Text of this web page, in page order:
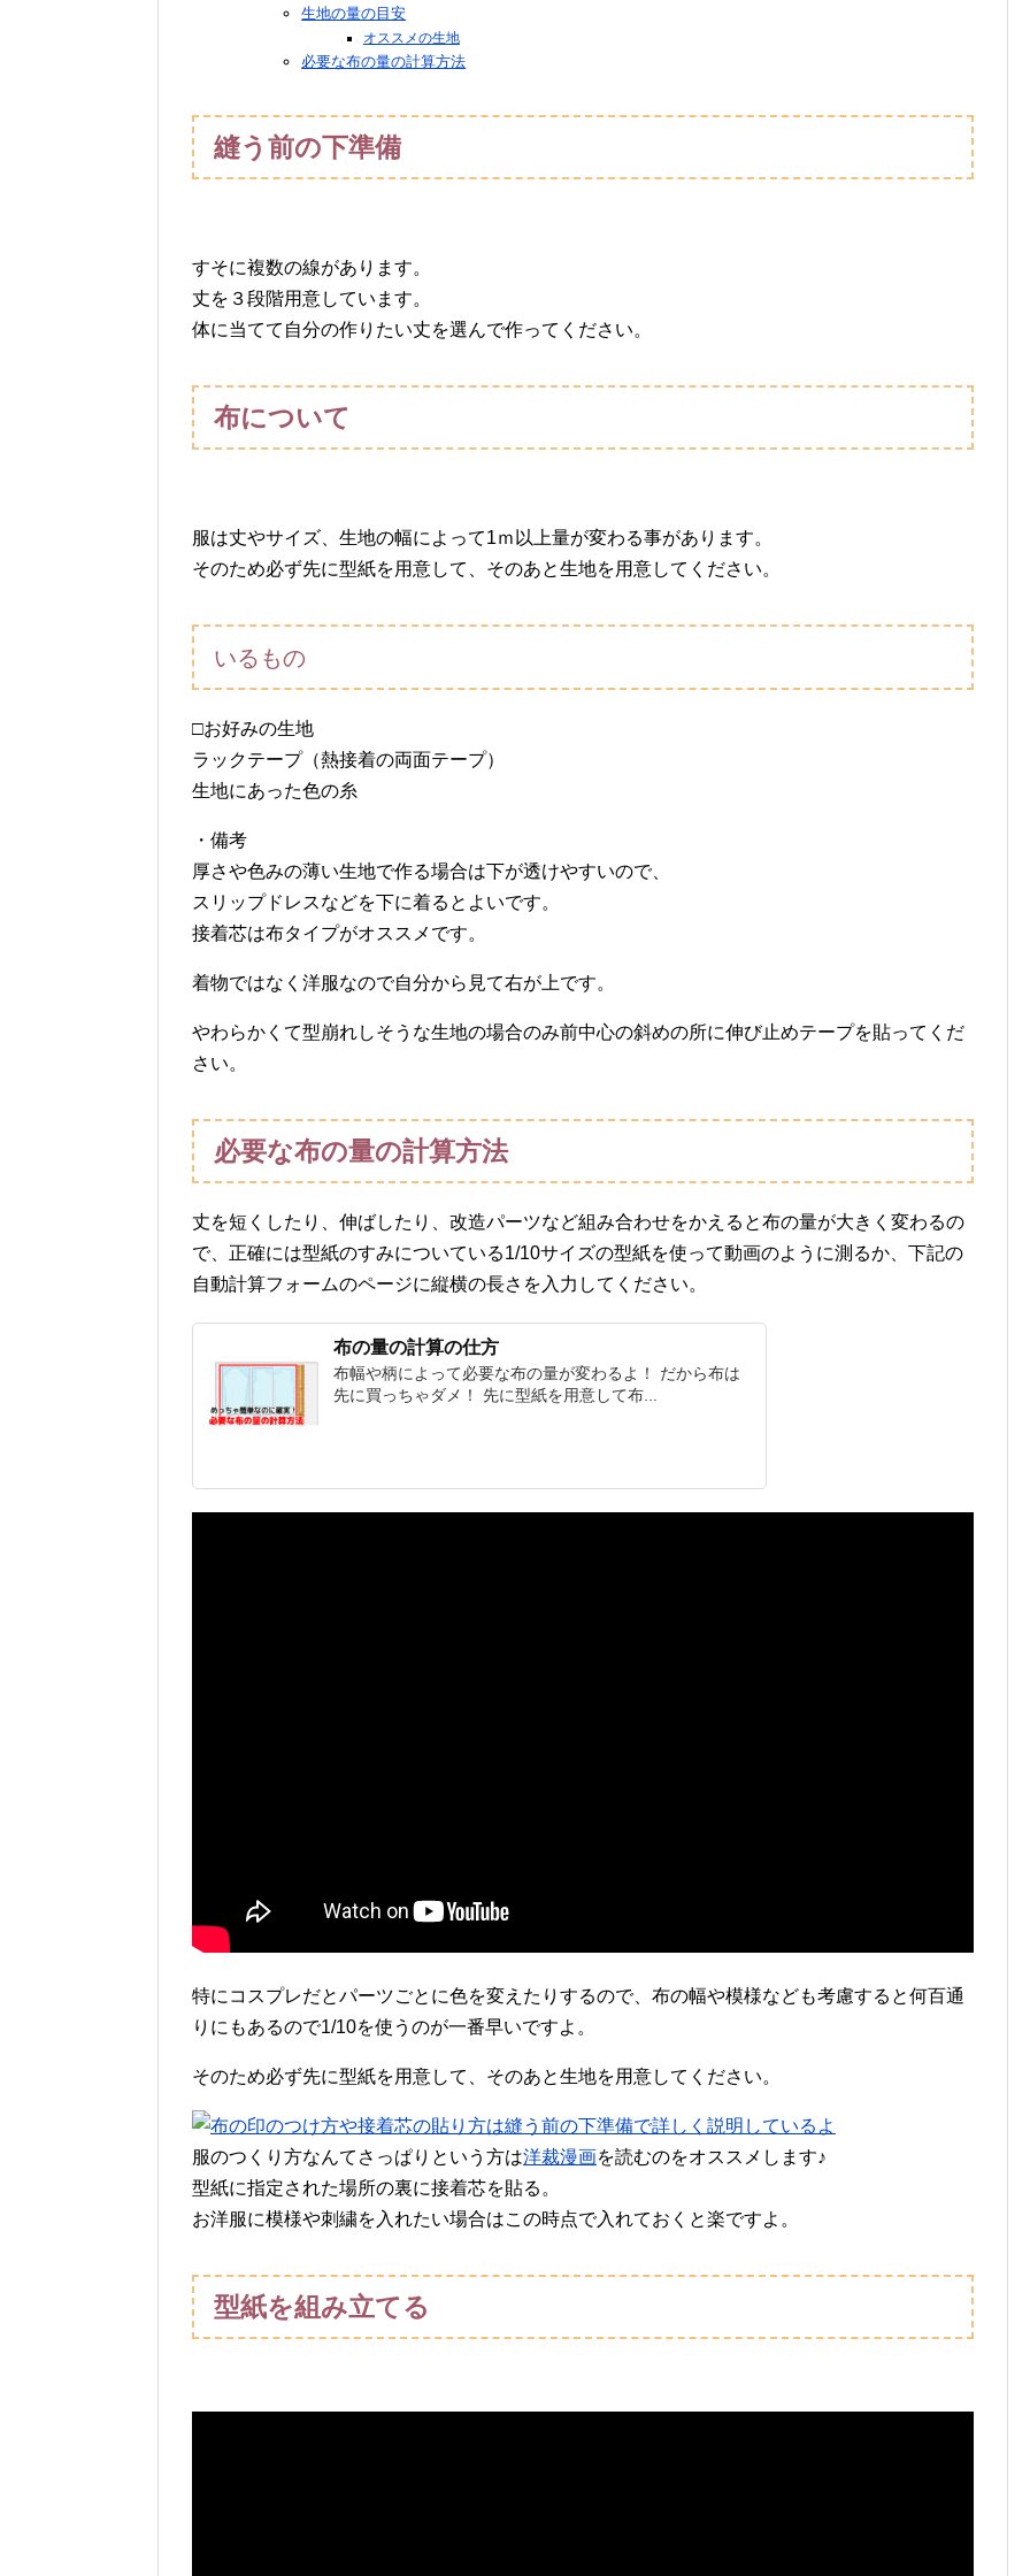
生地の量の目安
オススメの生地
必要な布の量の計算方法
縫う前の下準備
すそに複数の線があります。
丈を３段階用意しています。
体に当てて自分の作りたい丈を選んで作ってください。
布について
服は丈やサイズ、生地の幅によって1ｍ以上量が変わる事があります。
そのため必ず先に型紙を用意して、そのあと生地を用意してください。
いるもの
□お好みの生地
ラックテープ（熱接着の両面テープ）
生地にあった色の糸
・備考
厚さや色みの薄い生地で作る場合は下が透けやすいので、
スリップドレスなどを下に着るとよいです。
接着芯は布タイプがオススメです。
着物ではなく洋服なので自分から見て右が上です。
やわらかくて型崩れしそうな生地の場合のみ前中心の斜めの所に伸び止めテープを貼ってくだ
さい。
必要な布の量の計算方法
丈を短くしたり、伸ばしたり、改造パーツなど組み合わせをかえると布の量が大きく変わるの
で、正確には型紙のすみについている1/10サイズの型紙を使って動画のように測るか、下記の
自動計算フォームのページに縦横の長さを入力してください。
布の量の計算の仕方
布幅や柄によって必要な布の量が変わるよ！ だから布は
先に買っちゃダメ！ 先に型紙を用意して布...
特にコスプレだとパーツごとに色を変えたりするので、布の幅や模様なども考慮すると何百通
りにもあるので1/10を使うのが一番早いですよ。
そのため必ず先に型紙を用意して、そのあと生地を用意してください。
服のつくり方なんてさっぱりという方は洋裁漫画を読むのをオススメします♪
型紙に指定された場所の裏に接着芯を貼る。
お洋服に模様や刺繍を入れたい場合はこの時点で入れておくと楽ですよ。
型紙を組み立てる